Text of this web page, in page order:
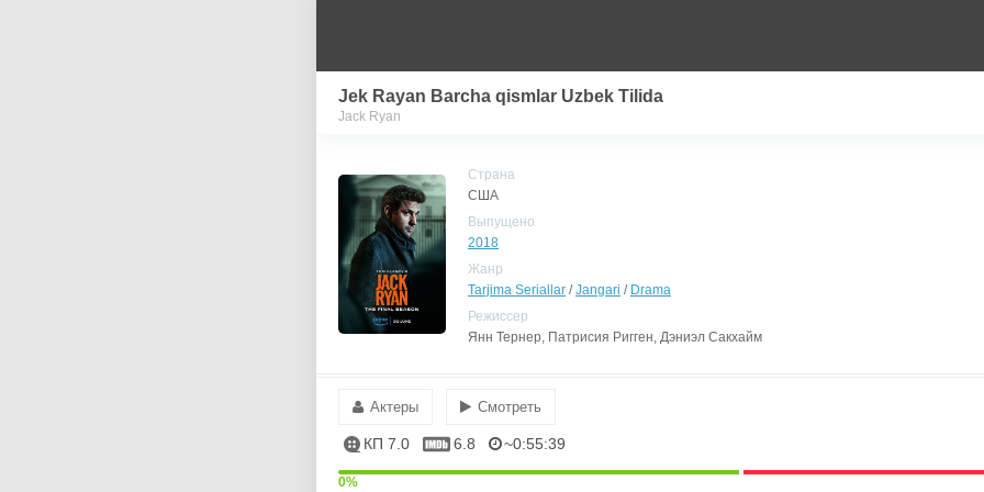
Jek Rayan Barcha qismlar Uzbek Tilida
Jack Ryan
Страна
США
Выпущено
2018
Жанр
Tarjima Seriallar /Jangari / Drama
Режиссер
Янн Тернер, Патрисия Ригген, Дэниэл Сакхайм
Актеры Смотреть
КП 7.0 6.8 ~0:55:39
0%